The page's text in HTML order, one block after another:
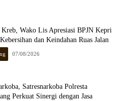
Kreb, Wako Lis Apresiasi BPJN Kepri
dan Keindahan Ruas Jalan
07/08/2026
Satresnarkoba Polresta
Perkuat Sinergi dengan Jasa